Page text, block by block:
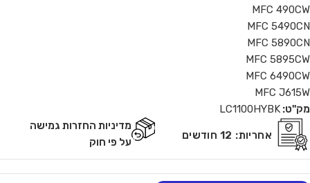
MFC 490CW
MFC 5490CN
MFC 5890CN
MFC 5895CW
MFC 6490CW
MFC J615W
מק"ט: LC1100HYBK
אחריות: 12 חודשים
מדיניות החזרות גמישה
על פי חוק